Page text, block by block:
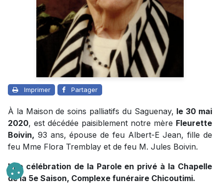
Imprimer Partager
À la Maison de soins palliatifs du Saguenay, le 30 mai
2020, est décédée paisiblement notre mère Fleurette
Boivin, 93 ans, épouse de feu Albert-E Jean, fille de
feu Mme Flora Tremblay et de feu M. Jules Boivin.
Une célébration de la Parole en privé à la Chapelle
de la 5e Saison, Complexe funéraire Chicoutimi.